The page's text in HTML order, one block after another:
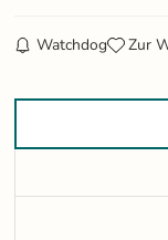
Watchdog Zur